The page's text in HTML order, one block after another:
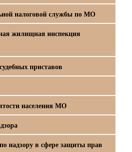
налоговой службы по МО
жилищная инспекция
приставов
населения МО
надзору в сфере защиты прав